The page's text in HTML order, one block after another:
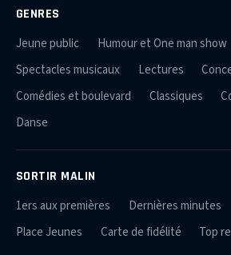
GENRES
Jeune public
Humour et One man show
Spectacles musicaux
Lectures
Comédies et boulevard
Classiques
Danse
SORTIR MALIN
1ers aux premières Dernières minutes
Place Jeunes
Carte de fidélité Top